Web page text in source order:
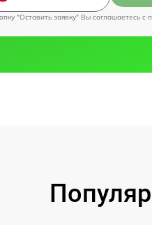
"Оставить заявку" Вы соглашаетесь c